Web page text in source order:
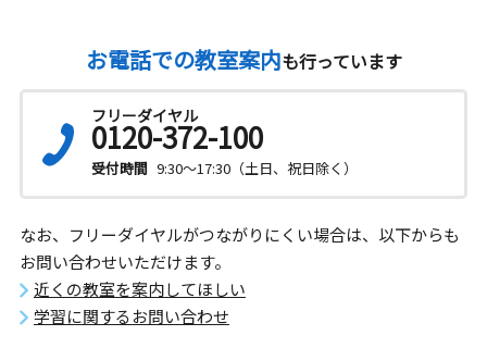
お電話での教室案内も行っています
フリーダイヤル
0120-372-100
受付時間 9:30～17:30（土日、祝日除く）
なお、フリーダイヤルがつながりにくい場合は、以下からも
お問い合わせいただけます。
近くの教室を案内してほしい
学習に関するお問い合わせ